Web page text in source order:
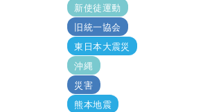
新使徒運動
旧統一協会
東日本大震災
沖縄
災害
熊本地震